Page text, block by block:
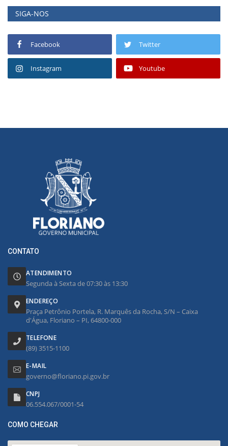
SIGA-NOS
Facebook Twitter
Instagram Youtube
CONTATO
ATENDIMENTO
Segunda à Sexta de 07:30 às 13:30
ENDEREÇO
Praça Petrônio Portela, R. Marquês da Rocha, S/N – Caixa
d'Água, Floriano – PI, 64800-000
TELEFONE
(89) 3515-1100
E-MAIL
governo@floriano.pi.gov.br
CNPJ
06.554.067/0001-54
COMO CHEGAR